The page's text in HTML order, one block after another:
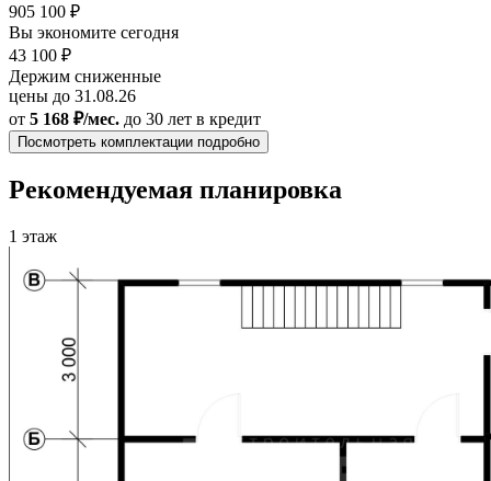
905 100 ₽
Вы экономите сегодня
43 100 ₽
Держим сниженные
цены до 31.08.26
от 5 168 ₽/мес. до 30 лет в кредит
Посмотреть комплектации подробно
Рекомендуемая планировка
1 этаж